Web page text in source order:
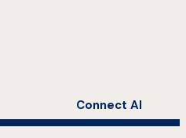
Connect AI